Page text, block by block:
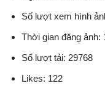
Số lượt xem hình
Thời gian đăng ảnh:
Số lượt tải: 29768
Likes: 122